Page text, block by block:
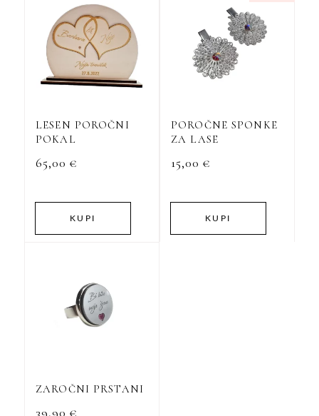
LESEN POROČNI
POKAL
65,00 €
KUPI
Ta
Možnosti
izdelka
POROČNE SPONKE
ZA LASE
15,00 €
KUPI
Ta
izdelek
Možnosti
ZAROČNI PRSTANI
39,90 €